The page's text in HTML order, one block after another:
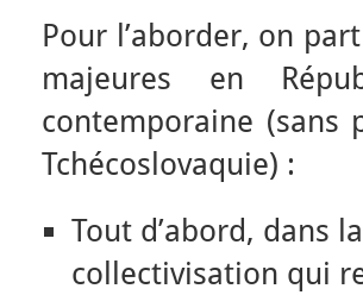
Pour l’aborder, on
majeures en
contemporaine (sans
Tchécoslovaquie) :
Tout d’abord, dans
collectivisation qui